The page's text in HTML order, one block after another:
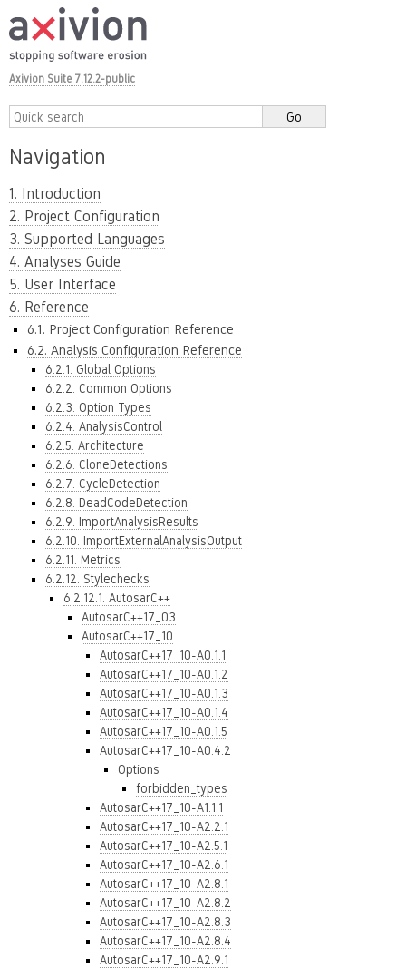
Axivion Suite 7.12.2-public
Navigation
1. Introduction
2. Project Configuration
3. Supported Languages
4. Analyses Guide
5. User Interface
6. Reference
6.1. Project Configuration Reference
6.2. Analysis Configuration Reference
6.2.1. Global Options
6.2.2. Common Options
6.2.3. Option Types
6.2.4. AnalysisControl
6.2.5. Architecture
6.2.6. CloneDetections
6.2.7. CycleDetection
6.2.8. DeadCodeDetection
6.2.9. ImportAnalysisResults
6.2.10. ImportExternalAnalysisOutput
6.2.11. Metrics
6.2.12. Stylechecks
6.2.12.1. AutosarC++
AutosarC++17_03
AutosarC++17_10
AutosarC++17_10-A0.1.1
AutosarC++17_10-A0.1.2
AutosarC++17_10-A0.1.3
AutosarC++17_10-A0.1.4
AutosarC++17_10-A0.1.5
AutosarC++17_10-A0.4.2
Options
forbidden_types
AutosarC++17_10-A1.1.1
AutosarC++17_10-A2.2.1
AutosarC++17_10-A2.5.1
AutosarC++17_10-A2.6.1
AutosarC++17_10-A2.8.1
AutosarC++17_10-A2.8.2
AutosarC++17_10-A2.8.3
AutosarC++17_10-A2.8.4
AutosarC++17_10-A2.9.1